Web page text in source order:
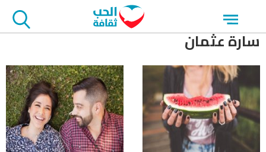
Open
menu
سارة عثمان